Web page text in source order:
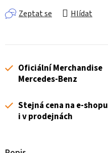
Zeptat se Hlídat
Oficiální Merchandise
Mercedes-Benz
Stejná cena na e-shopu
i v prodejnách